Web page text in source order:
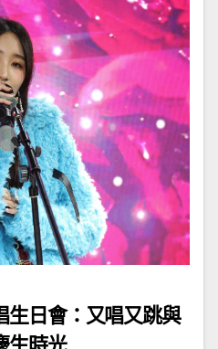
生日會：又唱又跳與